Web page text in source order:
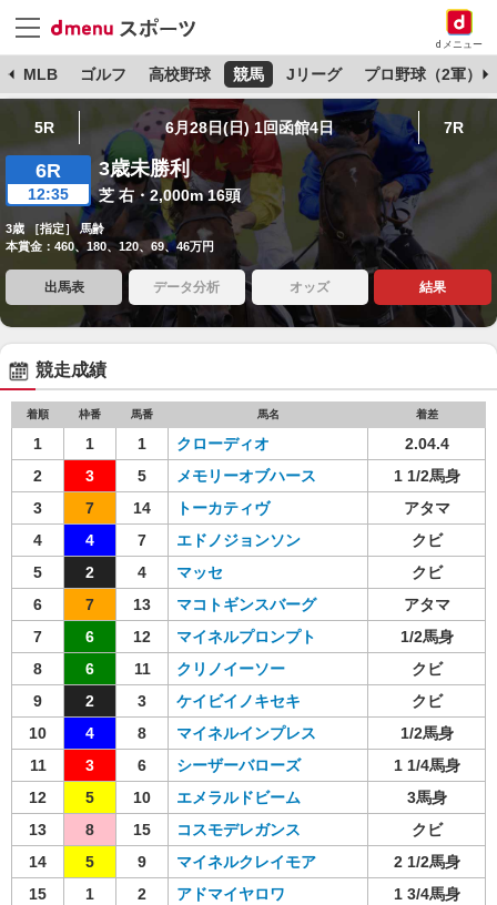
dメニュー
MLB ゴルフ 高校野球 競馬 Jリーグ プロ野球（2軍）
5R 6月28日(日) 1回函館4日 7R
6R
12:35
3歳未勝利
芝 右・2,000m 16頭
3歳 ［指定］ 馬齢
本賞金：460、180、120、69、46万円
出馬表 データ分析 オッズ 結果
競走成績
着順 枠番 馬番 馬名 着差
1 1 1 クローディオ
2.04.4
2
3 5 メモリーオブハース
1 1/2馬身
3
7 14 トーカティヴ
アタマ
4
4 7 エドノジョンソン
クビ
5
2 4 マッセ
クビ
6
7 13 マコトギンスバーグ
アタマ
7
6 12 マイネルプロンプト
1/2馬身
8
6 11 クリノイーソー
クビ
9
2 3 ケイビイノキセキ
クビ
10
4 8 マイネルインプレス
1/2馬身
11
3 6 シーザーバローズ
1 1/4馬身
12
5 10 エメラルドビーム
3馬身
13
8 15 コスモデレガンス
クビ
14
5 9 マイネルクレイモア
2 1/2馬身
15
1 2 アドマイヤロワ
1 3/4馬身